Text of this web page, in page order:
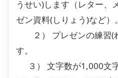
うせい)します（レター、
ゼン資料(しりょう)など）。
２） プレゼンの練習(
す。
３） 文字数が1,000文